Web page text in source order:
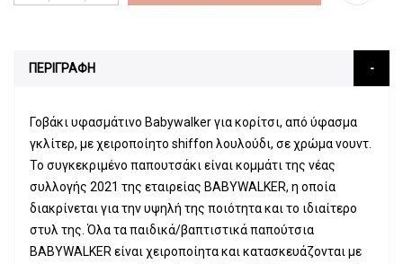
ΠΕΡΙΓΡΑΦΗ
Γοβάκι υφασμάτινο Babywalker για κορίτσι, από ύφασμα
γκλίτερ, με χειροποίητο shiffon λουλούδι, σε χρώμα νουντ.
Το συγκεκριμένο παπουτσάκι είναι κομμάτι της νέας
συλλογής 2021 της εταιρείας BABYWALKER, η οποία
διακρίνεται για την υψηλή της ποιότητα και το ιδιαίτερο
στυλ της. Όλα τα παιδικά/βαπτιστικά παπούτσια
BABYWALKER είναι χειροποίητα και κατασκευάζονται με